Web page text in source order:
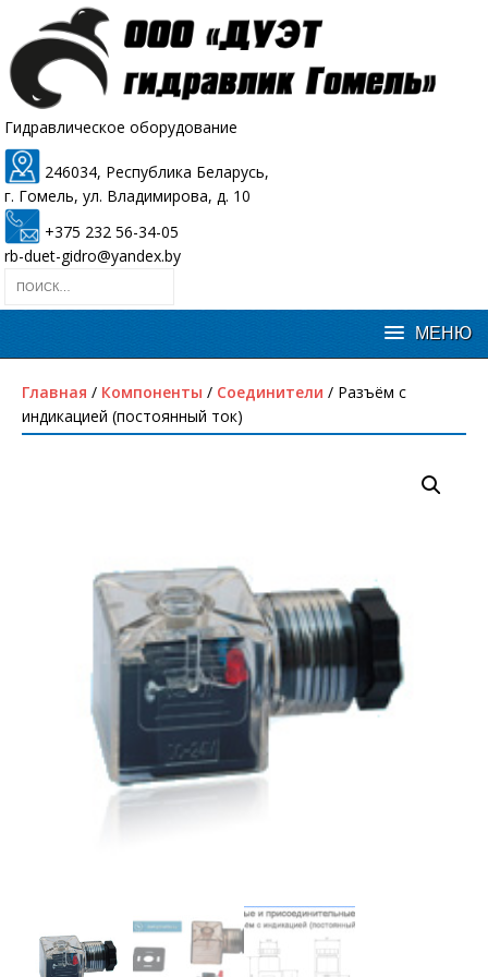
Гидравлическое оборудование
246034, Республика Беларусь,
г. Гомель, ул. Владимирова, д. 10
+375 232 56-34-05
rb-duet-gidro@yandex.by
Главная / Компоненты / Соединители / Разъём с
индикацией (постоянный ток)